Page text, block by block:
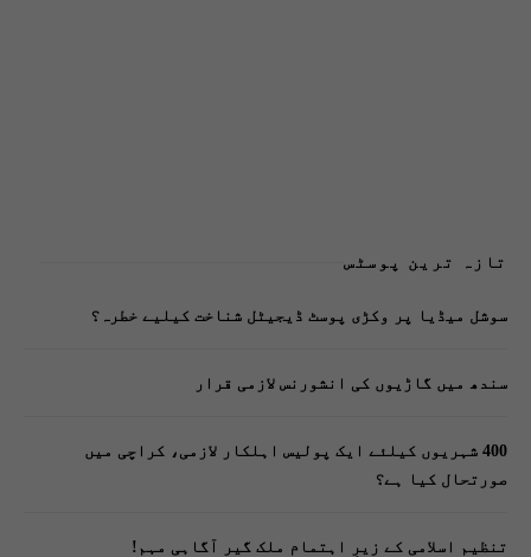
تازہ ترین پوسٹس
سوشل میڈیا پر وکڑی پوسٹ ڈیجیٹل شناخت کیلیے خطرہ؟
سندھ میں گاڑیوں کی انشورنس لازمی قرار
400 شہریوں کیلئے ایک پولیس اہلکار لازمی، کراچی میں
صورتحال کیا ہے؟
تنظیم اسلامی کے زیرِ اہتمام ملک گیر آگاہی مہم!